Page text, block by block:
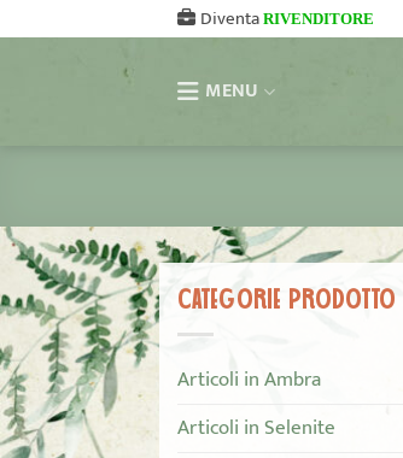
ai
Diventa RIVENDITORE
MENU
CATEGORIE PRODOTTO
Articoli in Ambra
Articoli in Selenite